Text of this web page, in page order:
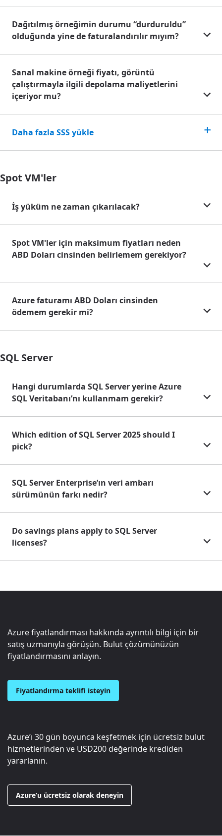
Dağıtılmış örneğimin durumu “durduruldu”
olduğunda yine de faturalandırılır mıyım?
Sanal makine örneği fiyatı, görüntü
çalıştırmayla ilgili depolama maliyetlerini
içeriyor mu?
Daha fazla SSS yükle
Spot VM'ler
İş yüküm ne zaman çıkarılacak?
Spot VM'ler için maksimum fiyatları neden
ABD Doları cinsinden belirlemem gerekiyor?
Azure faturamı ABD Doları cinsinden
ödemem gerekir mi?
SQL Server
Hangi durumlarda SQL Server yerine Azure
SQL Veritabanı’nı kullanmam gerekir?
Which edition of SQL Server 2025 should I
pick?
SQL Server Enterprise’ın veri ambarı
sürümünün farkı nedir?
Do savings plans apply to SQL Server
licenses?
Azure fiyatlandırması hakkında ayrıntılı bilgi için bir
satış uzmanıyla görüşün. Bulut çözümünüzün
fiyatlandırmasını anlayın.
Fiyatlandırma teklifi isteyin
Azure’ı 30 gün boyunca keşfetmek için ücretsiz bulut
hizmetlerinden ve USD200değerinde krediden
yararlanın.
Azure’u ücretsiz olarak deneyin